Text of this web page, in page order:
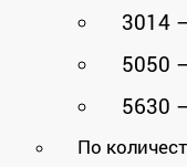
3014
5050
5630
По